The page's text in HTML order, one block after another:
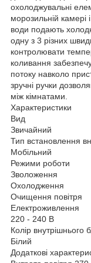
охолоджувальні
морозильній камері
води подають
одну з 3 різних
контролювати
коливання
потоку навколо
зручні ручки
між кімнатами.
Характеристики
Вид
Звичайний
Тип встановлення
Мобільний
Режими роботи
Зволоження
Охолодження
Очищення повітря
Електроживлення
220 - 240 В
Колір внутрішнього
Білий
Додаткові